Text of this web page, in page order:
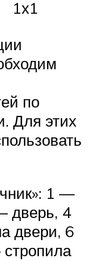
1х1
по
Для этих
1 —
дверь, 4
двери, 6